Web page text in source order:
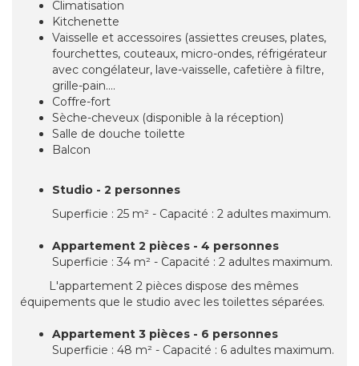
Climatisation
Kitchenette
Vaisselle et accessoires (assiettes creuses, plates,
fourchettes, couteaux, micro-ondes, réfrigérateur
avec congélateur, lave-vaisselle, cafetière à filtre,
grille-pain....
Coffre-fort
Sèche-cheveux (disponible à la réception)
Salle de douche toilette
Balcon
Studio - 2 personnes
Superficie : 25 m² - Capacité : 2 adultes maximum.
Appartement 2 pièces - 4 personnes
Superficie : 34 m² - Capacité : 2 adultes maximum.
L'appartement 2 pièces dispose des mêmes
équipements que le studio avec les toilettes séparées.
Appartement 3 pièces - 6 personnes
Superficie : 48 m² - Capacité : 6 adultes maximum.